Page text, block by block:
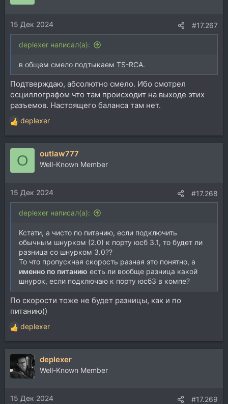
и
и
:15 Дек 2024 #17.267
deplexer написал(а):
в общем смело подтыкаем TS-RCA.
Подтверждаю, абсолютно смело. Ибо смотрел
осциллографом что там происходит на выходе этих
разъемов. Настоящего баланса там нет.
Р
е
а
и
и
:
deplexer
O outlaw777
Well-Known Member
15 Дек 2024 #17.268
deplexer написал(а):
Кстати, а чисто по питанию, если подключить
обычным шнурком (2.0) к порту юсб 3.1, то будет ли
разница со шнурком 3.0??
То что пропускная скорость разная это понятно, а
именно по питанию есть ли вообще разница какой
шнурок, если подключаю к порту юсб3 в компе?
По скорости тоже не будет разницы, как и по
питанию))
Р
е
а
ц
и
и
:
deplexer
deplexer
Well-Known Member
15 Дек 2024 #17.269